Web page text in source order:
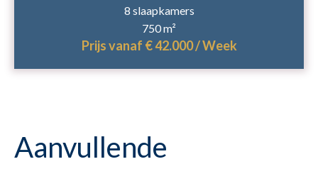
8 slaapkamers
750 m²
Prijs vanaf € 42.000 / Week
Aanvullende